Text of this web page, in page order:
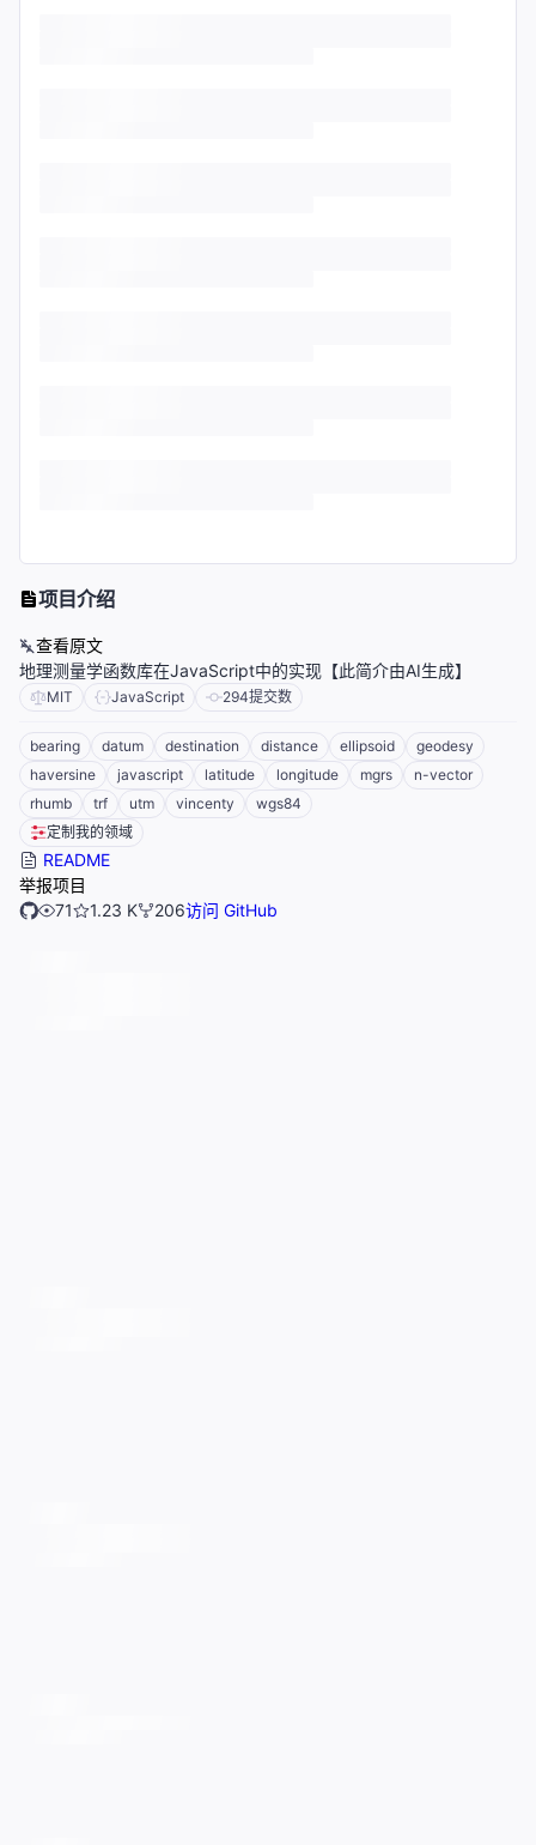
项目介绍
查看原文
地理测量学函数库在JavaScript中的实现【此简介由AI生成】
MIT JavaScript 294提交数
bearing datum destination distance ellipsoid
geodesy
haversine
javascript latitude longitude mgrs
n-vector
rhumb
trf utm vincenty
wgs84
定制我的领域
README
举报项目
71
1.23 K 206访问 GitHub